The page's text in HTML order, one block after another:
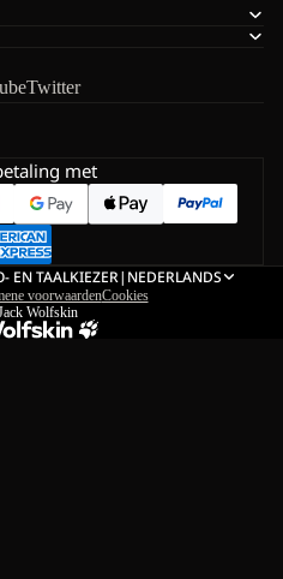
Twitter
met
EN TAALKIEZER| NEDERLANDS
voorwaardenCookies
Wolfskin